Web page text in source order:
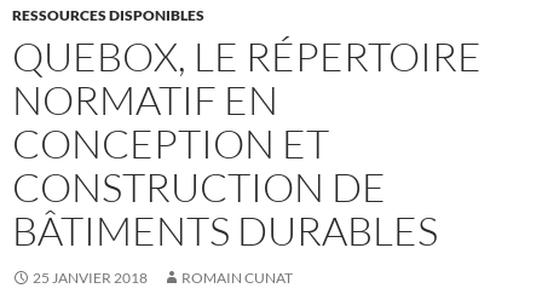
RESSOURCES DISPONIBLES
QUEBOX, LE RÉPERTOIRE
NORMATIF EN
CONCEPTION ET
CONSTRUCTION DE
BÂTIMENTS DURABLES
25 JANVIER 2018 ROMAIN CUNAT